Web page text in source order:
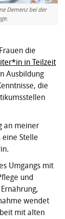
Demenz bei der
die
in Teilzeit
Ausbildung
die
an meiner
Stelle
Umgangs mit
und
wendet
mit alten